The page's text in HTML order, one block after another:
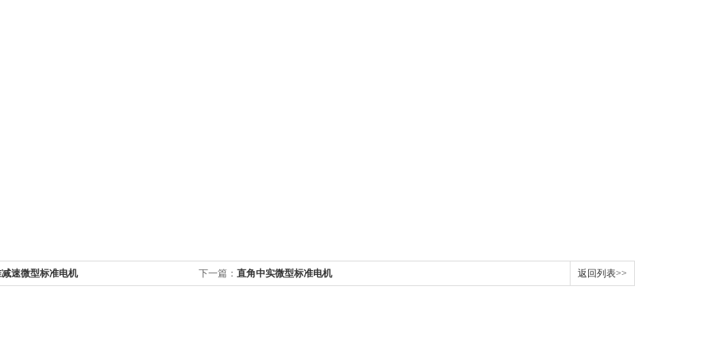
速微型标准电机 下一篇： 直角中实微型标准电机 返回列表>>